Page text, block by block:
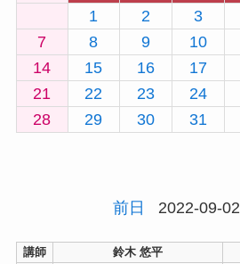
1
2 3
7
8 9 10
14
15 16 17
21
22 23 24
28
29 30 31
前日 2022-09-02
講師 鈴木 悠平